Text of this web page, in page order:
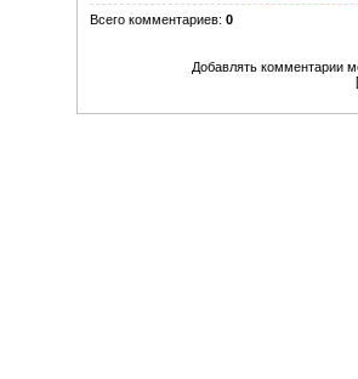
Всего комментариев: 0
Добавлять комментарии